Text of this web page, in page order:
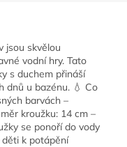
jsou skvělou
vodní hry. Tato
s duchem přináší
dnů u bazénu. 💧 Co
barvách –
kroužku: 14 cm –
se ponoří do vody
k potápění